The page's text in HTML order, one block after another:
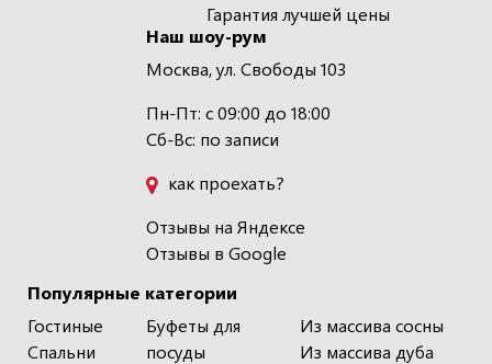
Популярные категории
Гостиные
Спальни
Буфеты для
посуды
Из массива сосны
Из массива дуба
Гарантия лучшей цены
Наш шоу-рум
Москва, ул. Свободы 103
Пн-Пт: с 09:00 до 18:00
Сб-Вс: по записи
как проехать?
Отзывы на Яндексе
Отзывы в Google